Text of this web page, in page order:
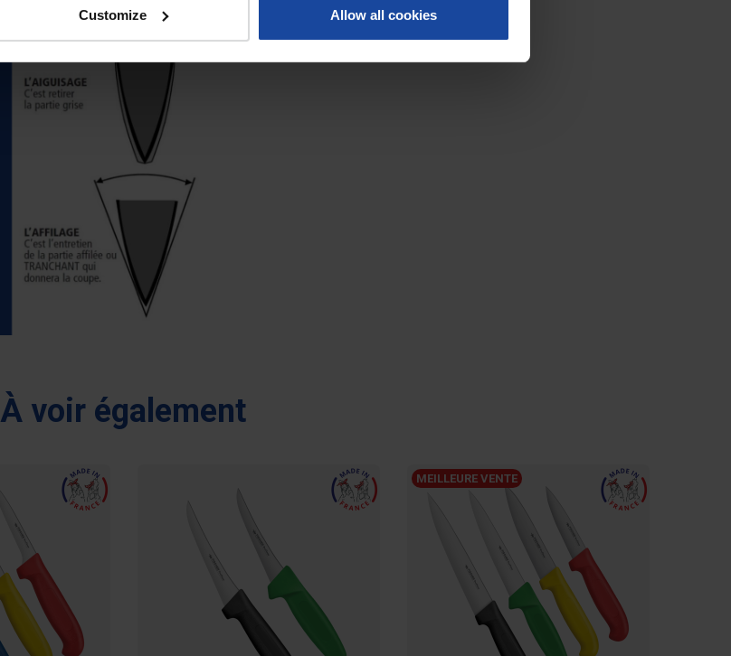
Customize Allow all cookies
À voir également
MEILLEURE VENTE